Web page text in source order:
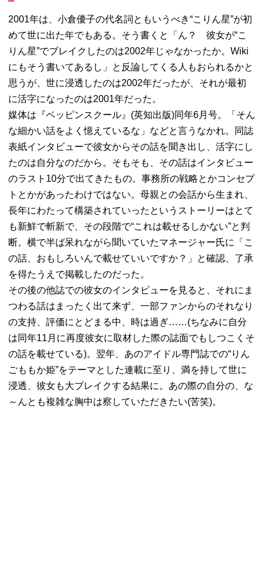
2001年は、小倉優子の代名詞ともいうべき“こりん星”が初
めて世に出た年でもある。そう書くと「ん？ 彼女が“こ
りん星”でブレイクしたのは2002年じゃなかったか。Wiki
にもそう書いてあるし」と反論してくる人もおられるかと
思うが、世に浸透したのは2002年だったが、それが最初
に活字になったのは2001年だった。
媒体は『ベッピンスクール』(英知出版)同年6月号。「そん
な細かい話をよく憶えているな」などと言うなかれ。同誌
表紙インタビューで彼女からその話を聞き出し、活字にし
たのは自分なのだから。そもそも、その話はインタビュー
のラスト10分で出てきたもの。事務所の戦略とかコンセプ
トとかがあったわけではない。母親との会話から生まれ、
長年にわたって構築されていったというストーリーはとて
も新鮮で斬新で、その段階で“これは載せるしかない”と判
断。横で半ば呆れながら聞いていたマネージャー氏に「こ
の話、おもしろいんで載せていいですか？」と確認、了承
を得たうえで掲載したのだった。
その後の他誌での彼女のインタビューを見ると、それにま
つわる話はまったく出て来ず、一部ファンからのそれなり
の支持、評価にとどまる中、時は過ぎ……(ちなみに自分
は同年11月に再度彼女に取材した際の誌面でもしつこくそ
の話を載せている)。翌年、あのアイドル専門誌での“りん
ごももか姫”をテーマとした連載に至り、満を持して世に
浸透、彼女も大ブレイクする結果に。あの際の自分の、な
～んとも複雑な胸中は察していただきたい(苦笑)。